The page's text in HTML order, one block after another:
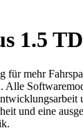
1.5
für mehr
Alle
und eine